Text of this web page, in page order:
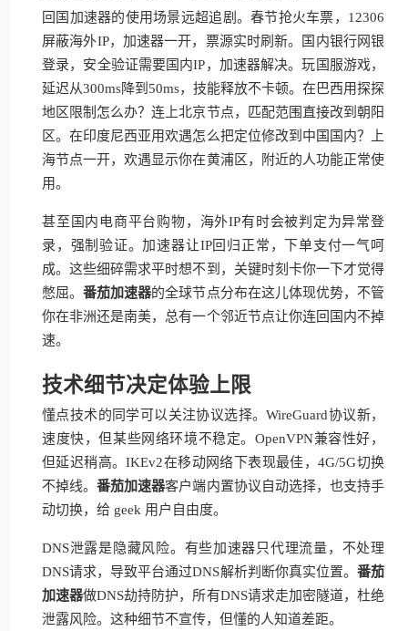
回国加速器的使用场景远超追剧。春节抢火车票，12306
屏蔽海外IP，加速器一开，票源实时刷新。国内银行网银
登录，安全验证需要国内IP，加速器解决。玩国服游戏，
延迟从300ms降到50ms，技能释放不卡顿。在巴西用探探
地区限制怎么办？连上北京节点，匹配范围直接改到朝阳
区。在印度尼西亚用欢遇怎么把定位修改到中国国内？上
海节点一开，欢遇显示你在黄浦区，附近的人功能正常使
用。
甚至国内电商平台购物，海外IP有时会被判定为异常登
录，强制验证。加速器让IP回归正常，下单支付一气呵
成。这些细碎需求平时想不到，关键时刻卡你一下才觉得
憋屈。番茄加速器的全球节点分布在这儿体现优势，不管
你在非洲还是南美，总有一个邻近节点让你连回国内不掉
速。
技术细节决定体验上限
懂点技术的同学可以关注协议选择。WireGuard协议新，
速度快，但某些网络环境不稳定。OpenVPN兼容性好，
但延迟稍高。IKEv2在移动网络下表现最佳，4G/5G切换
不掉线。番茄加速器客户端内置协议自动选择，也支持手
动切换，给 geek 用户自由度。
DNS泄露是隐藏风险。有些加速器只代理流量，不处理
DNS请求，导致平台通过DNS解析判断你真实位置。 番茄
加速器做DNS劫持防护，所有DNS请求走加密隧道，杜绝
泄露风险。这种细节不宣传，但懂的人知道差距。